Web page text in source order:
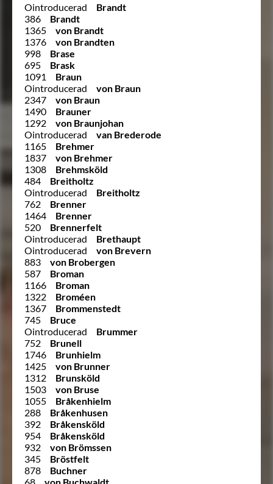
Ointroducerad
Brandt
386
Brandt
1365
von Brandt
1376
von Brandten
998
Brase
695
Brask
1091
Braun
Ointroducerad
von Braun
2347
von Braun
1490
Brauner
1292
von Braunjohan
Ointroducerad
van Brederode
1165
Brehmer
1837
von Brehmer
1308
Brehmsköld
484
Breitholtz
Ointroducerad
Breitholtz
762
Brenner
1464
Brenner
520
Brennerfelt
Ointroducerad
Brethaupt
Ointroducerad
von Brevern
883
von Brobergen
587
Broman
1166
Broman
1322
Broméen
1367
Brommenstedt
745
Bruce
Ointroducerad
Brummer
752
Brunell
1746
Brunhielm
1425
von Brunner
1312
Brunsköld
1503
von Bruse
1055
Bråkenhielm
288
Bråkenhusen
392
Bråkensköld
954
Bråkensköld
932
von Brömssen
345
Bröstfelt
878
Buchner